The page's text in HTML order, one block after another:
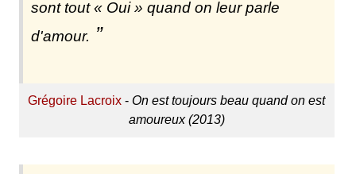
sont tout « Oui » quand on leur parle
d'amour.
Grégoire Lacroix -On est toujours beau quand on est
amoureux (2013)